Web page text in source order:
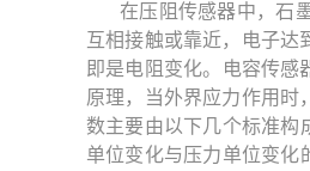
在压阻传感器中，石
互相接触或靠近，电子
即是电阻变化。电容传感
原理，当外界应力作用时
数主要由以下几个标准构
单位变化与压力单位变化